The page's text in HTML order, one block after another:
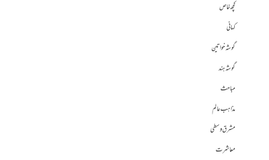
کچھ خاص
کہانی
گوشہ خواتین
گوشہ ہند
مباحث
مذاہب عالم
مشرق وسطی
معاشرت